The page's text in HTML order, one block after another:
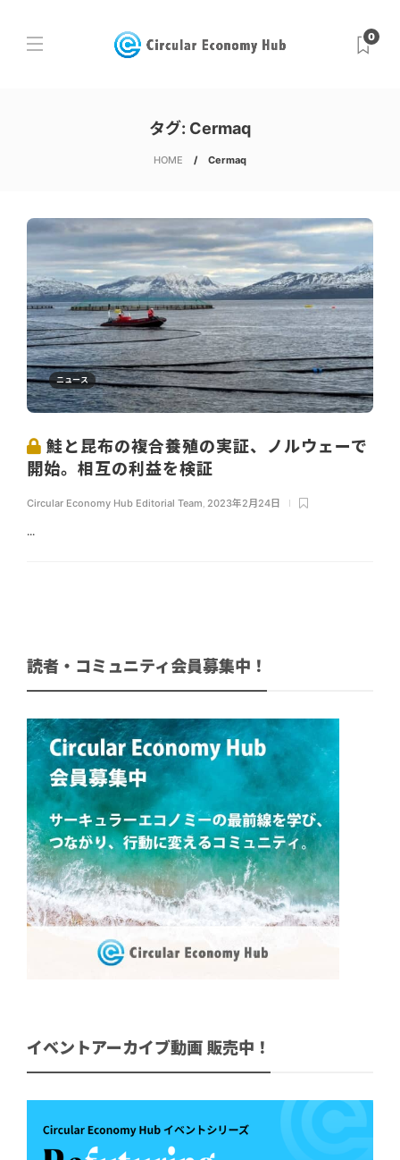
0
タグ: Cermaq
HOME Cermaq
ニュース
鮭と昆布の複合養殖の実証、ノルウェーで
開始。相互の利益を検証
Circular Economy Hub Editorial Team, 2023年2月24日
...
読者・コミュニティ会員募集中！
イベントアーカイブ動画 販売中！